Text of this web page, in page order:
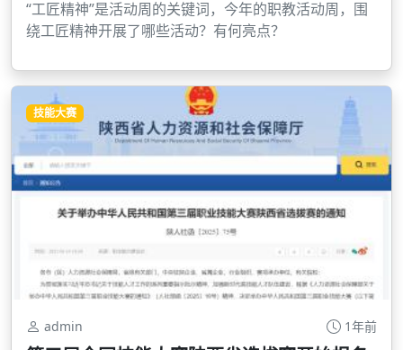
“工匠精神”是活动周的关键词，今年的职教活动周，围
绕工匠精神开展了哪些活动？有何亮点？
技能大赛
admin 1年前